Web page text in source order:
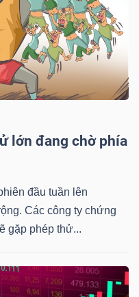
lớn đang chờ phía
đầu tuần lên
Các công ty chứng
gặp phép thử...